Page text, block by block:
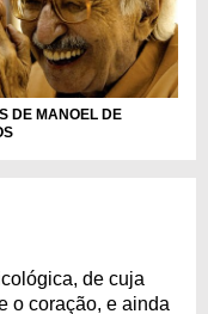
DE MANOEL DE
de cuja
o coração, e ainda